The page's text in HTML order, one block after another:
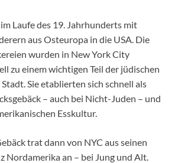
Laufe des 19. Jahrhunderts mit
aus Osteuropa in die USA. Die
wurden in New York City
zu einem wichtigen Teil der jüdischen
Sie etablierten sich schnell als
– auch bei Nicht-Juden – und
Esskultur.
trat dann von NYC aus seinen
Nordamerika an – bei Jung und Alt.